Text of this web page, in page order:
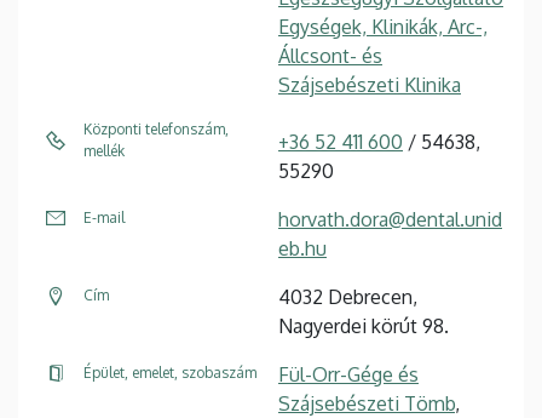
Egységek, Klinikák, Arc-,
Állcsont- és
Szájsebészeti Klinika
Központi telefonszám,
mellék
+36 52 411 600 / 54638,
55290
E-mail
horvath.dora@dental.unid
eb.hu
Cím
4032 Debrecen,
Nagyerdei körút 98.
Épület, emelet, szobaszám
Fül-Orr-Gége és
Szájsebészeti Tömb,